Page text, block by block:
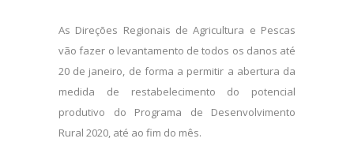
As Direções Regionais de Agricultura e Pescas
vão fazer o levantamento de todos os danos até
20 de janeiro, de forma a permitir a abertura da
medida de restabelecimento do potencial
produtivo do Programa de Desenvolvimento
Rural 2020, até ao fim do mês.